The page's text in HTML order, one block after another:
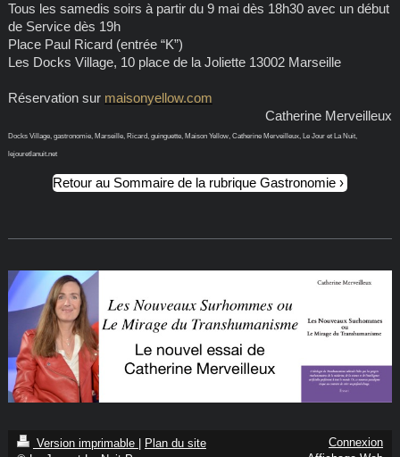
Tous les samedis soirs à partir du 9 mai dès 18h30 avec un début
de Service dès 19h
Place Paul Ricard (entrée “K”)
Les Docks Village, 10 place de la Joliette 13002 Marseille
Réservation sur maisonyellow.com
Catherine Merveilleux
Docks Village, gastronomie, Marseille, Ricard, guinguette, Maison Yellow, Catherine Merveilleux, Le Jour et La Nuit,
lejouretlanuit.net
Retour au Sommaire de la rubrique Gastronomie
Version imprimable
Plan du site
Connexion